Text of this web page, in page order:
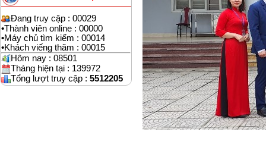
Đang truy cập : 00029
•Thành viên online : 00000
•Máy chủ tìm kiếm : 00014
•Khách viếng thăm : 00015
Hôm nay : 08501
Tháng hiện tại : 139972
Tổng lượt truy cập : 5512205